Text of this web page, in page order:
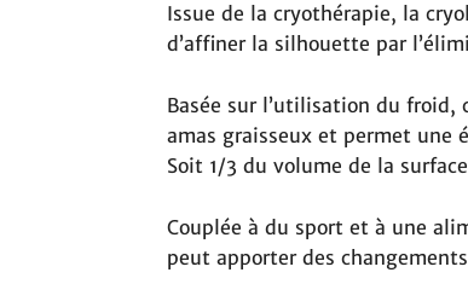
Issue de la cryothérapie, la
d’affiner la silhouette par
Basée sur l’utilisation du
amas graisseux et permet une
Soit 1/3 du volume de la
Couplée à du sport et à une
peut apporter des